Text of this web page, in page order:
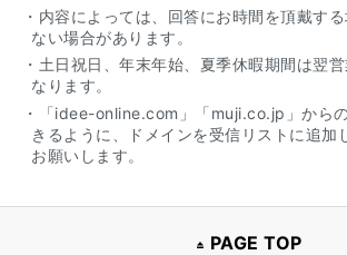
・内容によっては、回答にお時間を頂戴す
ない場合があります。
・土日祝日、年末年始、夏季休暇期間は翌
なります。
・「idee-online.com」「muji.co.jp」から
きるように、ドメインを受信リストに追加
お願いします。
PAGE TOP